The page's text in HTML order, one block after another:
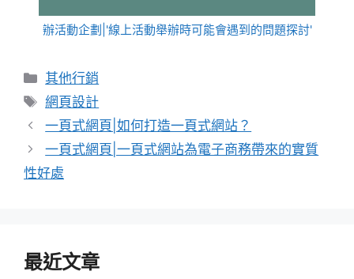
辦活動企劃|'線上活動舉辦時可能會遇到的問題探討'
分
類
其他行銷
標
網頁設計
一頁式網頁|如何打造一頁式網站？
一頁式網頁|一頁式網站為電子商務帶來的實質
性好處
最近文章